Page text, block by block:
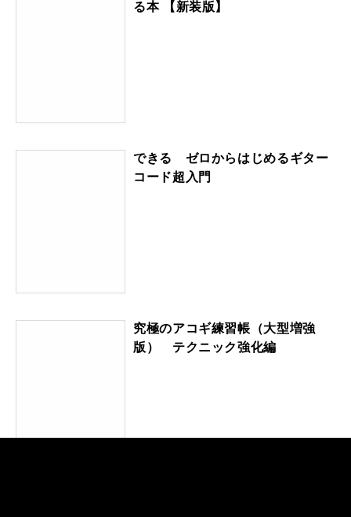
る本 【新装版】
できる ゼロからはじめるギター
コード超入門
究極のアコギ練習帳（大型増強
版） テクニック強化編